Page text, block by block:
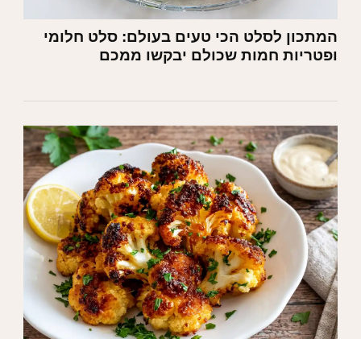
המתכון לסלט הכי טעים בעולם: סלט חלומי
ופטריות חמות שכולם יבקשו ממכם